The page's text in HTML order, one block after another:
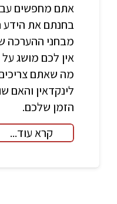
אתם מחפשים
בחנתם את הידע
מבחני ההערכה
אין לכם מושג
מה שאתם
לינקדאין והאם
הזמן שלכם.
קרא עוד...